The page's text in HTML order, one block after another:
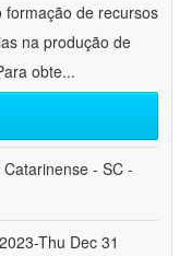
de recursos
na produção de
obte...
- SC -
Thu Dec 31